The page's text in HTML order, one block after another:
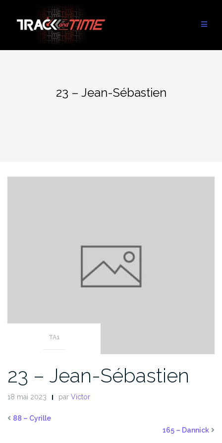
contenu
23 – Jean-Sébastien
TA1
23 – Jean-Sébastien
18 mai 2023 par Victor
88 – Cyrille
165 – Dannick